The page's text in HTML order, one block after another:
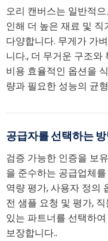
오리 캔버스는 일반적
인해 더 높은 재료 및
다양합니다. 무게가 가
니다., 더 무거운 구조와
비용 효율적인 옵션을
량과 필요한 성능의 균
공급자를 선택하는
검증 가능한 인증을 보
을 준수하는 공급업체
역량 평가, 사용자 정의
전 샘플 요청 및 평가,
있는 파트너를 선택하
보장합니다..